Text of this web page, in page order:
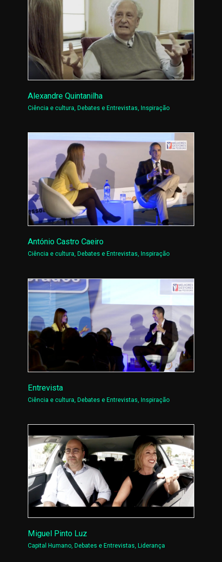
Alexandre Quintanilha
Ciência e cultura ,Debates e Entrevistas ,Inspiração
António Castro Caeiro
Ciência e cultura, Debates e Entrevistas, Inspiração
Entrevista
Ciência e cultura ,Debates e Entrevistas ,Inspiração
Miguel Pinto Luz
Capital Humano, Debates e Entrevistas, Liderança